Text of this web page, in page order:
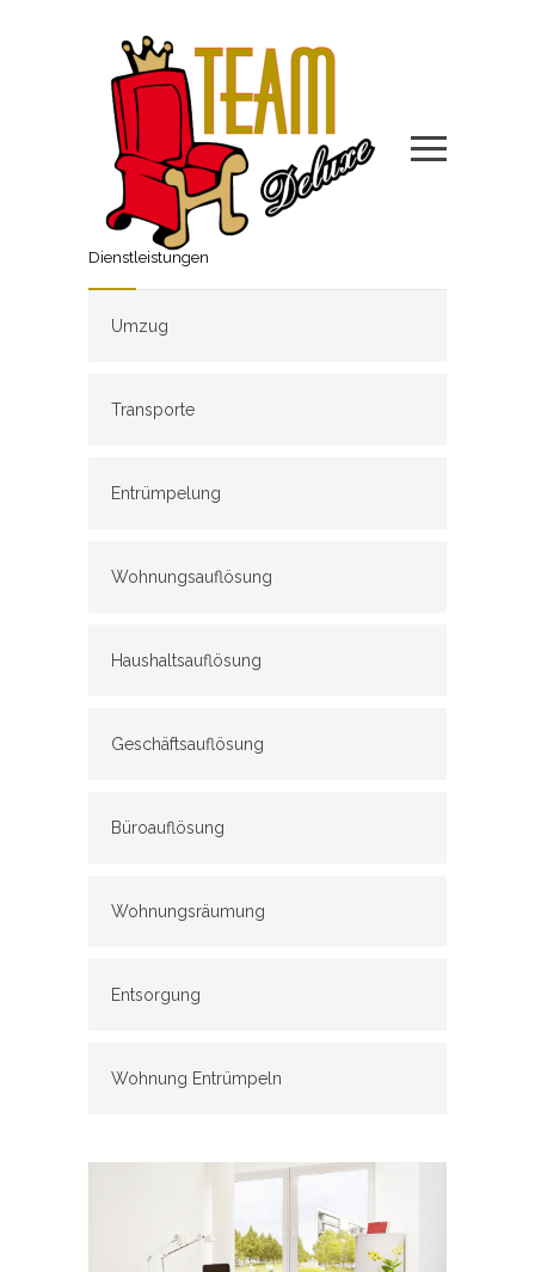
Dienstleistungen
Umzug
Transporte
Entrümpelung
Wohnungsauflösung
Haushaltsauflösung
Geschäftsauflösung
Büroauflösung
Wohnungsräumung
Entsorgung
Wohnung Entrümpeln